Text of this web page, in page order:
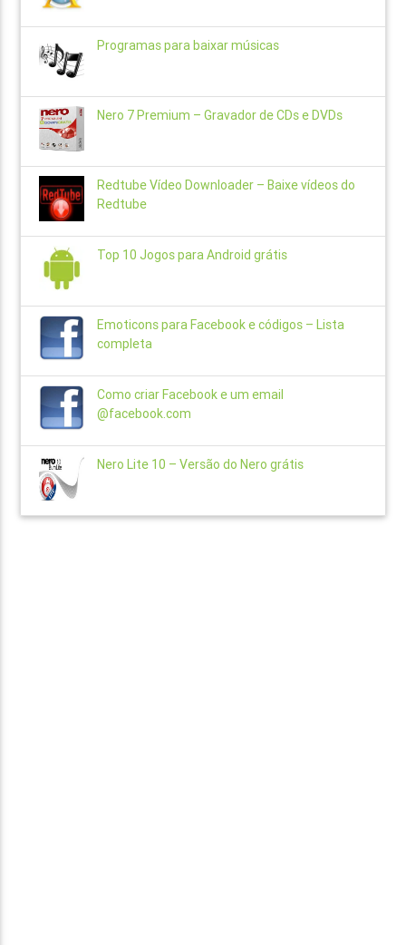
Programas para baixar músicas
Nero 7 Premium – Gravador de CDs e DVDs
Redtube Vídeo Downloader – Baixe vídeos do
Redtube
Top 10 Jogos para Android grátis
Emoticons para Facebook e códigos – Lista
completa
Como criar Facebook e um email
@facebook.com
Nero Lite 10 – Versão do Nero grátis